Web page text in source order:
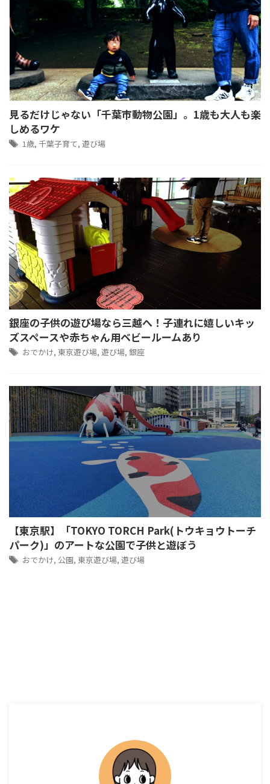
見るだけじゃない「千葉市動物公園」。1歳も大人も楽
しめるワケ
1歳, 千葉子育て, 遊び場
銀座の子供の遊び場なら三越へ！子連れに嬉しいキッ
ズスペースや赤ちゃん用ベビールームあり
おでかけ, 東京遊び場, 遊び場, 銀座
【東京駅】「TOKYO TORCH Park(トウキョウトーチ
パーク)」のアートな公園で子供と遊ぼう
おでかけ, 公園, 東京遊び場, 遊び場